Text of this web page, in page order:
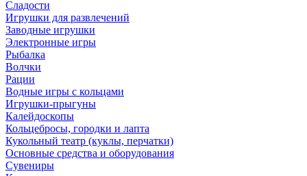
Сладости
Игрушки для развлечений
Заводные игрушки
Электронные игры
Рыбалка
Волчки
Рации
Водные игры с кольцами
Игрушки-прыгуны
Калейдоскопы
Кольцебросы, городки и лапта
Кукольный театр (куклы, перчатки)
Основные средства и оборудования
Сувениры